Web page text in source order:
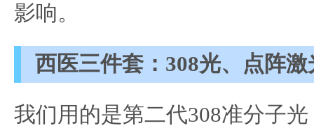
影响。
西医三件套：308光、点阵
我们用的是第二代308准分子